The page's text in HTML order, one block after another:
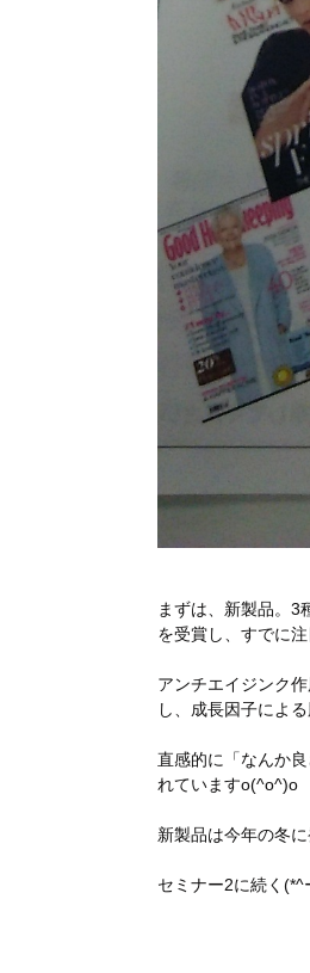
まずは、新製品。3
を受賞し、すでに
アンチエイジンク
し、成長因子によ
直感的に「なんか
れていますo(^o^)o
新製品は今年の冬
セミナー2に続く(*^